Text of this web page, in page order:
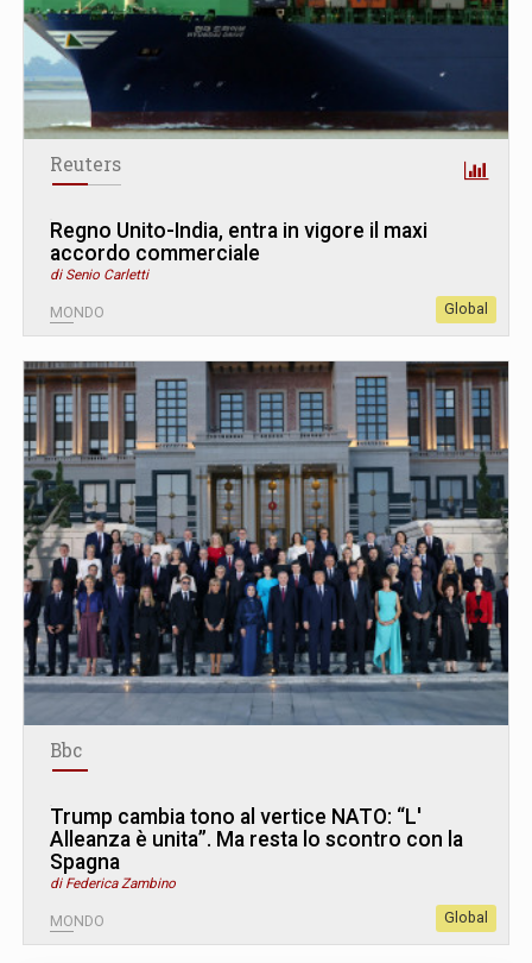
Reuters
Regno Unito-India, entra in vigore il maxi
accordo commerciale
di Senio Carletti
MONDO Global
Bbc
Trump cambia tono al vertice NATO: “L'
Alleanza è unita”. Ma resta lo scontro con la
Spagna
di Federica Zambino
MONDO Global